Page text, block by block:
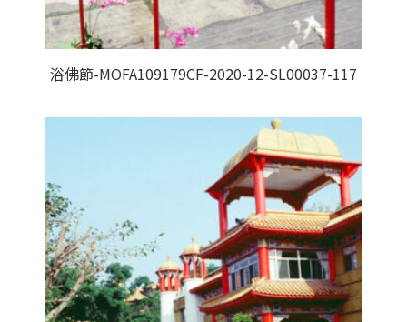
浴佛節-MOFA109179CF-2020-12-SL00037-117